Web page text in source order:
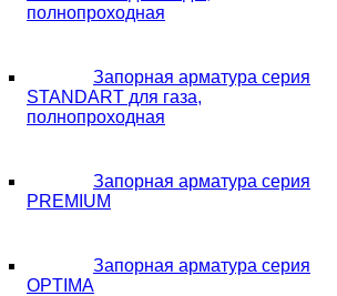
полнопроходная
Запорная арматура серия
STANDART для газа,
полнопроходная
Запорная арматура серия
PREMIUM
Запорная арматура серия
OPTIMA